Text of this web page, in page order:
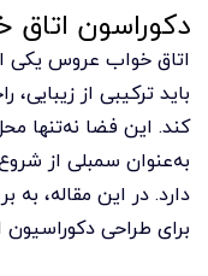
دکوراسون
اتاق خواب عروس یکی
باید ترکیبی از
کند. این فضا نه‌تنها
به‌عنوان سمبلی از
دارد. در این مقاله،
برای طراحی